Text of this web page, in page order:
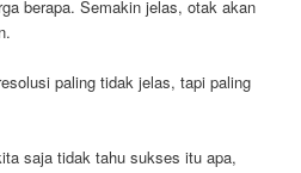
berapa. Semakin jelas, otak akan
paling tidak jelas, tapi paling
saja tidak tahu sukses itu apa,